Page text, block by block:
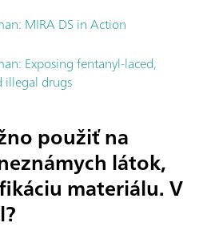
MIRA DS in Action
Exposing fentanyl-laced,
illegal drugs
použiť na
látok,
materiálu. V